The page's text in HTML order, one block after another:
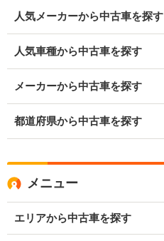
人気メーカーから中古車を探す
人気車種から中古車を探す
メーカーから中古車を探す
都道府県から中古車を探す
メニュー
エリアから中古車を探す